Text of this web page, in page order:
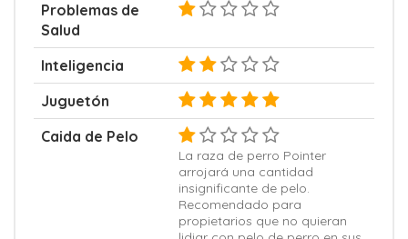
Problemas de
Salud
Inteligencia
Juguetón
Caida de Pelo
La raza de perro Pointer
arrojará una cantidad
insignificante de pelo.
Recomendado para
propietarios que no quieran